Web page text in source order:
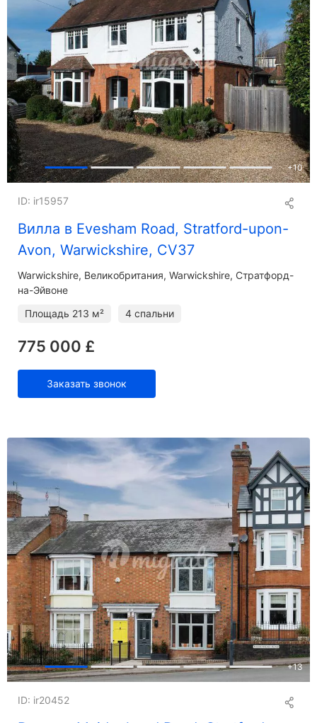
+10
Вилла в Evesham Road, Stratford-upon-
Avon, Warwickshire, CV37
ID: ir15957
Warwickshire Великобритания, Warwickshire, Стратфорд-
на-Эйвоне
Площадь 213 м² 4 спальни
775 000 £
Заказать звонок
+13
ID: ir20452